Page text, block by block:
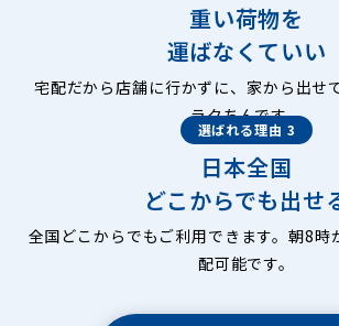
重い荷物を
運ばなくていい
宅配だから店舗に行かずに、家から出せ
ラクちんです。
選ばれる理由 3
日本全国
どこからでも出せ
全国どこからでもご利用できます。朝8時
配可能です。